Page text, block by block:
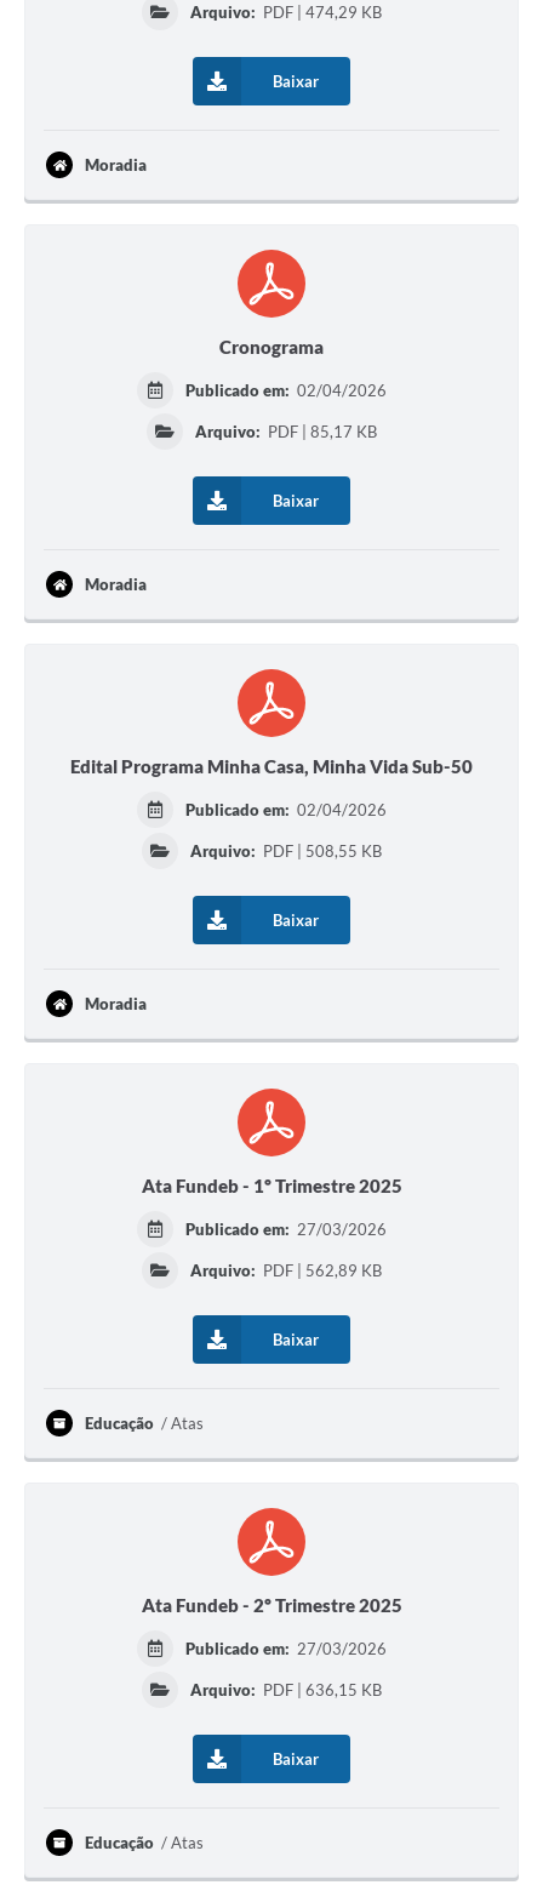
Arquivo: PDF | 474,29 KB
Baixar
Moradia
Cronograma
Publicado em: 02/04/2026
Arquivo: PDF | 85,17 KB
Baixar
Moradia
Edital Programa Minha Casa, Minha Vida Sub-50
Publicado em: 02/04/2026
Arquivo: PDF | 508,55 KB
Baixar
Moradia
Ata Fundeb - 1º Trimestre 2025
Publicado em: 27/03/2026
Arquivo: PDF | 562,89 KB
Baixar
Educação Atas
Ata Fundeb - 2º Trimestre 2025
Publicado em: 27/03/2026
Arquivo: PDF | 636,15 KB
Baixar
Educação Atas